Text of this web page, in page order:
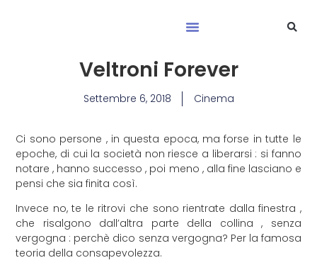
Veltroni Forever
Settembre 6, 2018 Cinema
Ci sono persone , in questa epoca, ma forse in tutte le
epoche, di cui la società non riesce a liberarsi : si fanno
notare , hanno successo , poi meno , alla fine lasciano e
pensi che sia finita così.
Invece no, te le ritrovi che sono rientrate dalla finestra ,
che risalgono dall’altra parte della collina , senza
vergogna : perchè dico senza vergogna? Per la famosa
teoria della consapevolezza.